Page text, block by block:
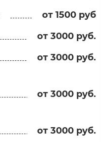
от 1500 руб
от 3000 руб.
от 3000 руб.
от 3000 руб.
от 3000 руб.